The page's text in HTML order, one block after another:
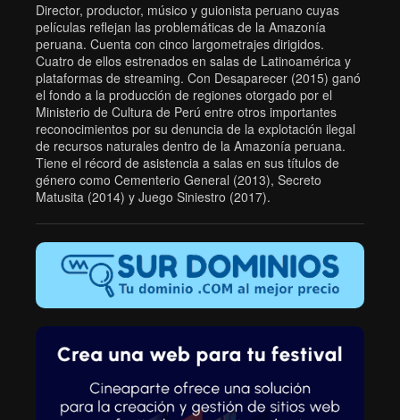
Director, productor, músico y guionista peruano cuyas
películas reflejan las problemáticas de la Amazonía
peruana. Cuenta con cinco largometrajes dirigidos.
Cuatro de ellos estrenados en salas de Latinoamérica y
plataformas de streaming. Con Desaparecer (2015) ganó
el fondo a la producción de regiones otorgado por el
Ministerio de Cultura de Perú entre otros importantes
reconocimientos por su denuncia de la explotación ilegal
de recursos naturales dentro de la Amazonía peruana.
Tiene el récord de asistencia a salas en sus títulos de
género como Cementerio General (2013), Secreto
Matusita (2014) y Juego Siniestro (2017).